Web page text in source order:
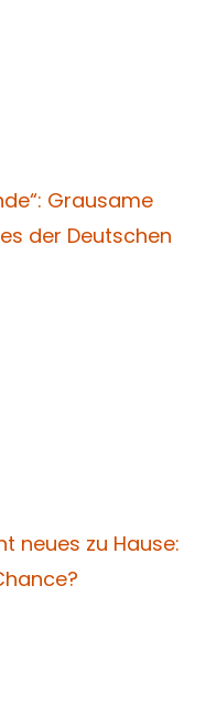
Grausame
der Deutschen
neues zu Hause: